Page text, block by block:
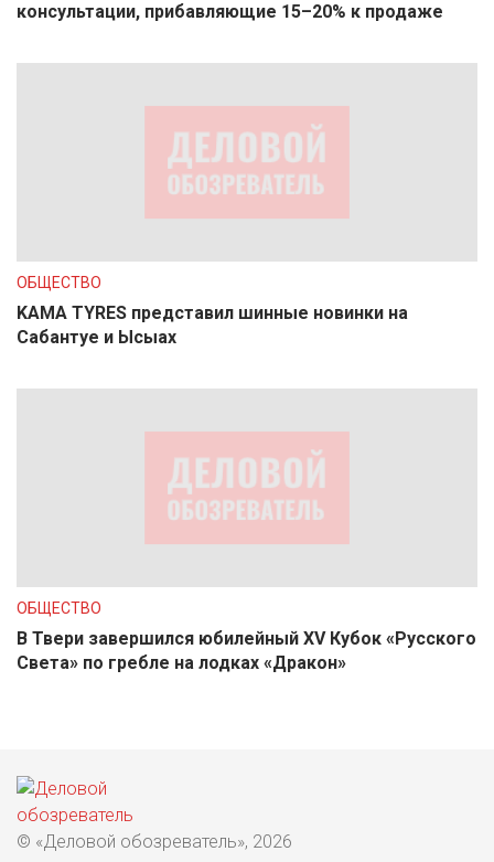
консультации, прибавляющие 15–20% к продаже
ОБЩЕСТВО
KAMA TYRES представил шинные новинки на
Сабантуе и Ысыах
ОБЩЕСТВО
В Твери завершился юбилейный XV Кубок «Русского
Света» по гребле на лодках «Дракон»
© «Деловой обозреватель», 2026